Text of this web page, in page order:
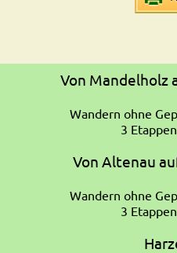
Von Mandelholz
Wandern ohne
3
Von Altenau
Wandern ohne
3